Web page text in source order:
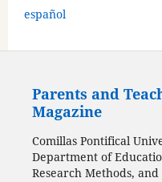
español
Parents and
Magazine
Comillas Pontifical
Department of
Research Methods,